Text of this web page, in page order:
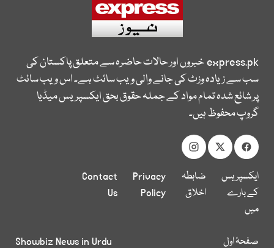
express.pkخبروں اور حالات حاضرہ سے متعلق پاکستان کی
سب سے زیادہ وزٹ کی جانے والی ویب سائٹ ہے۔ اس ویب سائٹ
پر شائع شدہ تمام مواد کے جملہ حقوق بحق ایکسپریس میڈیا
گروپ محفوظ ہیں۔
ایکسپریس
کے بارے
میں
ضابطہ
اخلاق
Privacy
Policy
Contact
Us
صفحۂ اول
Showbiz News in Urdu